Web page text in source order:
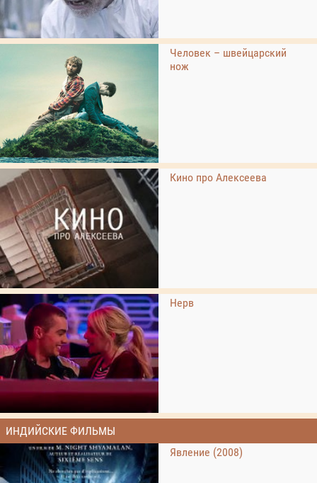
Человек – швейцарский
нож
Кино про Алексеева
Нерв
ИНДИЙСКИЕ ФИЛЬМЫ
Явление (2008)